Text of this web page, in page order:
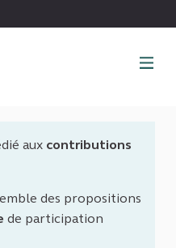
aux contributions
des propositions
de participation